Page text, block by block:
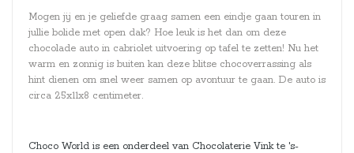
Mogen jij en je geliefde graag samen een eindje gaan touren in
jullie bolide met open dak? Hoe leuk is het dan om deze
chocolade auto in cabriolet uitvoering op tafel te zetten! Nu het
warm en zonnig is buiten kan deze blitse chocoverrassing als
hint dienen om snel weer samen op avontuur te gaan. De auto is
circa 25x11x8 centimeter.
Choco World is een onderdeel van Chocolaterie Vink te 's-